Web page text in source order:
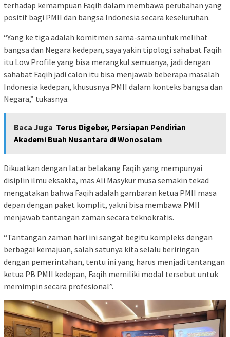
terhadap kemampuan Faqih dalam membawa perubahan yang
positif bagi PMII dan bangsa Indonesia secara keseluruhan.
“Yang ke tiga adalah komitmen sama-sama untuk melihat
bangsa dan Negara kedepan, saya yakin tipologi sahabat Faqih
itu Low Profile yang bisa merangkul semuanya, jadi dengan
sahabat Faqih jadi calon itu bisa menjawab beberapa masalah
Indonesia kedepan, khususnya PMII dalam konteks bangsa dan
Negara,” tukasnya.
Baca Juga Terus Digeber, Persiapan Pendirian
Akademi Buah Nusantara di Wonosalam
Dikuatkan dengan latar belakang Faqih yang mempunyai
disiplin ilmu eksakta, mas Ali Masykur musa semakin tekad
mengatakan bahwa Faqih adalah gambaran ketua PMII masa
depan dengan paket komplit, yakni bisa membawa PMII
menjawab tantangan zaman secara teknokratis.
“Tantangan zaman hari ini sangat begitu kompleks dengan
berbagai kemajuan, salah satunya kita selalu beriringan
dengan pemerintahan, tentu ini yang harus menjadi tantangan
ketua PB PMII kedepan, Faqih memiliki modal tersebut untuk
memimpin secara profesional”.